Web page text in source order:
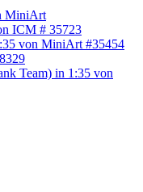
MiniArt
ICM # 35723
von MiniArt #35454
Team) in 1:35 von